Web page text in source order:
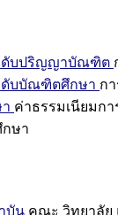
ดับปริญญาบัณฑิต
ดับบัณฑิตศึกษา ก
ค่าธรรมเนียมก
ษา
บัน คณะ วิทยาลัย